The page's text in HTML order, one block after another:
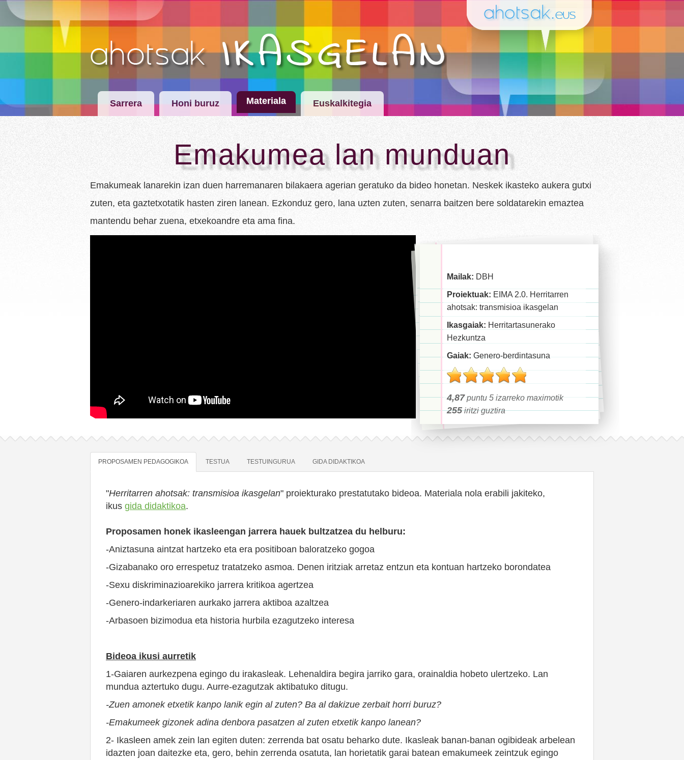
Sarrera Honi buruz Materiala Euskalkitegia
Emakumea lan munduan
Emakumeak lanarekin izan duen harremanaren bilakaera agerian geratuko da bideo honetan. Neskek ikasteko aukera gutxi
zuten, eta gaztetxotatik hasten ziren lanean. Ezkonduz gero, lana uzten zuten, senarra baitzen bere soldatarekin emaztea
mantendu behar zuena, etxekoandre eta ama fina.
Mailak: DBH
Proiektuak: EIMA 2.0. Herritarren
ahotsak: transmisioa ikasgelan
Ikasgaiak: Herritartasunerako
Hezkuntza
Gaiak: Genero-berdintasuna
4,87puntu 5 izarreko maximotik
255iritzi guztira
PROPOSAMEN PEDAGOGIKOA TESTUA TESTUINGURUA GIDA DIDAKTIKOA
"Herritarren ahotsak: transmisioa ikasgelan" proiekturako prestatutako bideoa. Materiala nola erabili jakiteko,
ikus gida didaktikoa.
Proposamen honek ikasleengan jarrera hauek bultzatzea du helburu:
-Aniztasuna aintzat hartzeko eta era positiboan baloratzeko gogoa
-Gizabanako oro errespetuz tratatzeko asmoa. Denen iritziak arretaz entzun eta kontuan hartzeko borondatea
-Sexu diskriminazioarekiko jarrera kritikoa agertzea
-Genero-indarkeriaren aurkako jarrera aktiboa azaltzea
-Arbasoen bizimodua eta historia hurbila ezagutzeko interesa
Bideoa ikusi aurretik
1-Gaiaren aurkezpena egingo du irakasleak. Lehenaldira begira jarriko gara, orainaldia hobeto ulertzeko. Lan
mundua aztertuko dugu. Aurre-ezagutzak aktibatuko ditugu.
-Zuen amonek etxetik kanpo lanik egin al zuten? Ba al dakizue zerbait horri buruz?
-Emakumeek gizonek adina denbora pasatzen al zuten etxetik kanpo lanean?
2- Ikasleen amek zein lan egiten duten: zerrenda bat osatu beharko dute. Ikasleak banan-banan ogibideak arbelean
idazten joan daitezke eta, gero, behin zerrenda osatuta, lan horietatik garai batean emakumeek zeintzuk egingo